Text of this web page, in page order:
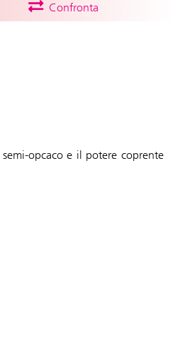
Confronta
opcaco e il potere coprente